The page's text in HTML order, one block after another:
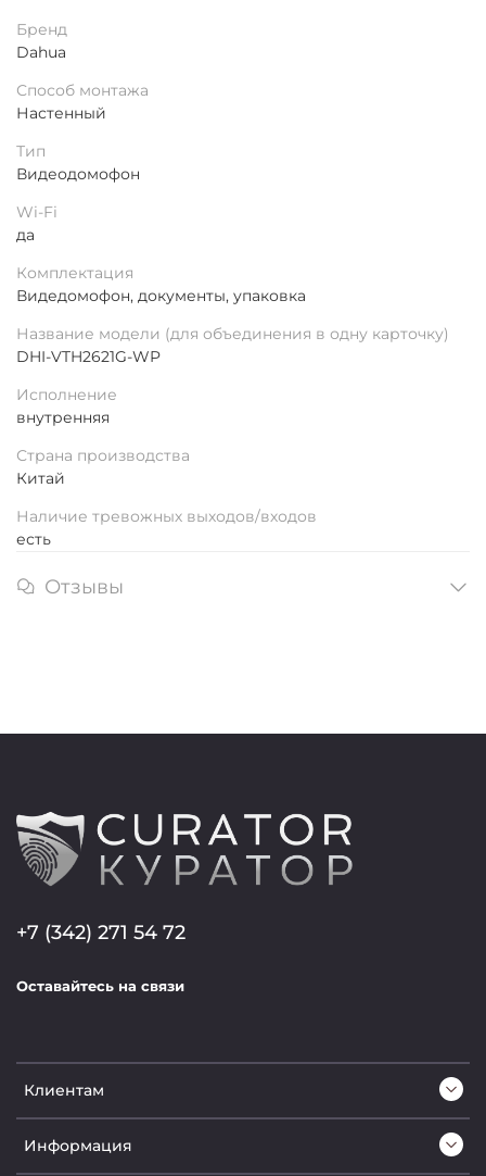
Бренд
Dahua
Способ монтажа
Настенный
Тип
Видеодомофон
Wi-Fi
да
Комплектация
Видедомофон, документы, упаковка
Название модели (для объединения в одну карточку)
DHI-VTH2621G-WP
Исполнение
внутренняя
Страна производства
Китай
Наличие тревожных выходов/входов
есть
Отзывы
Клиентам
Информация
+7 (342) 271 54 72
Оставайтесь на связи